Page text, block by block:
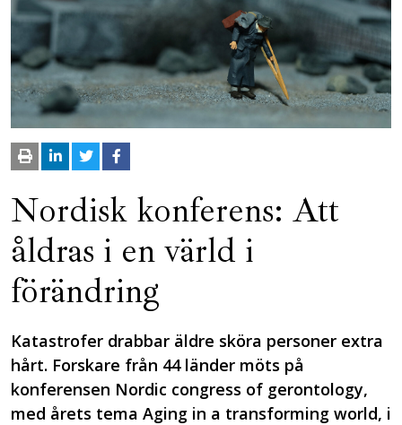
Nordisk konferens: Att
åldras i en värld i
förändring
Katastrofer drabbar äldre sköra personer extra
hårt. Forskare från 44 länder möts på
konferensen Nordic congress of gerontology,
med årets tema Aging in a transforming world, i